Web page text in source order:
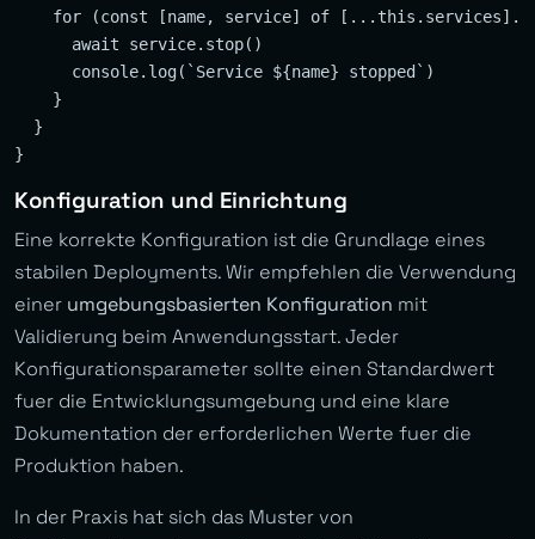
for (const [name, service] of
      await service.stop()
      console.log(`Service ${name} stopped`)
    }
  }
Konfiguration und Einrichtung
Eine korrekte Konfiguration ist die Grundlage eines
stabilen Deployments. Wir empfehlen die Verwendung
einer umgebungsbasierten Konfiguration mit
Validierung beim Anwendungsstart. Jeder
Konfigurationsparameter sollte einen Standardwert
fuer die Entwicklungsumgebung und eine klare
Dokumentation der erforderlichen Werte fuer die
Produktion haben.
In der Praxis hat sich das Muster von